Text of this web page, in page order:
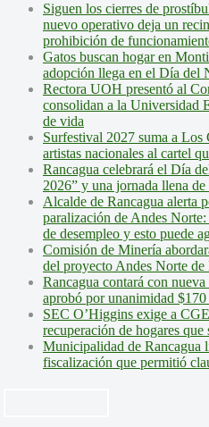
Siguen los cierres de
nuevo operativo deja un
prohibición de
Gatos buscan hogar en
adopción llega en el Día del
Rectora UOH presentó al
consolidan a la Universidad
de vida
Surfestival 2027 suma a
artistas nacionales al cartel
Rancagua celebrará el Día
2026” y una jornada llena
Alcalde de Rancagua alerta
paralización de Andes
de desempleo y esto puede
Comisión de Minería
del proyecto Andes Norte de
Rancagua contará con
aprobó por unanimidad
SEC O’Higgins exige a
recuperación de hogares
Municipalidad de Rancagua
fiscalización que permitió